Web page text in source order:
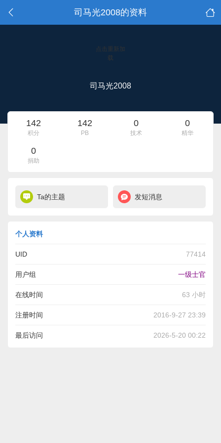
司马光2008的资料
点击重新加
载
司马光2008
142
积分
142
PB
0
技术
0
精华
0
捐助
Ta的主题 发短消息
个人资料
UID 77414
用户组 一级士官
在线时间 63 小时
注册时间 2016-9-27 23:39
最后访问 2026-5-20 00:22